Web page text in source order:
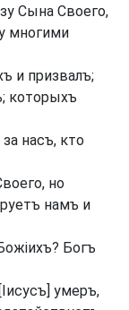
Сына Своего,
многими
и призвалъ;
которыхъ
насъ, кто
но
намъ и
Богъ
умеръ,